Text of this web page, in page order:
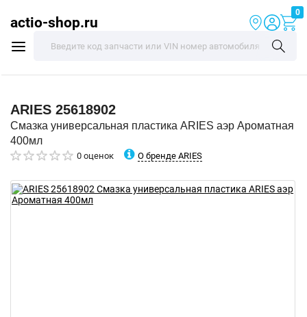
actio-shop.ru
0
ARIES 25618902
Смазка универсальная пластика ARIES аэр Ароматная
400мл
0 оценок О бренде ARIES